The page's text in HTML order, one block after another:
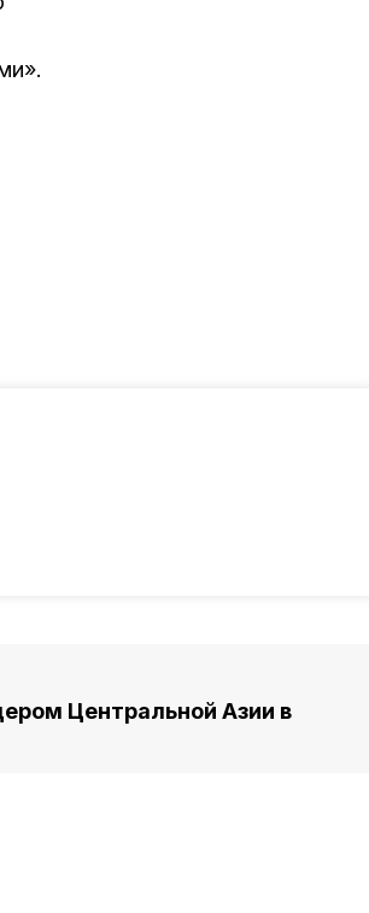
Центральной Азии в